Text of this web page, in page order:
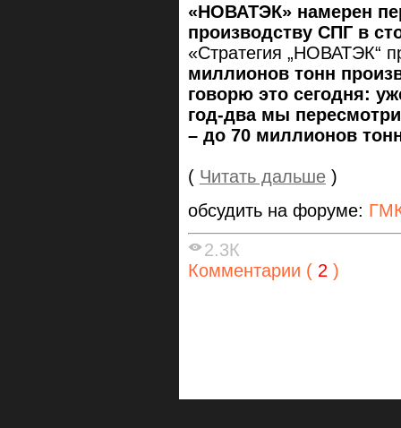
«НОВАТЭК» намерен
производству СПГ в
«Стратегия „НОВАТЭК“
миллионов тонн
говорю это сегодня:
год-два мы
– до 70 миллионов
( Читать дальше )
обсудить на форуме:
2.3К
Комментарии ( 2 )